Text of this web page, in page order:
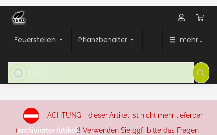
Feuerstellen Pflanzbehälter mehr...
ACHTUNG - dieser Artikel ist nicht mehr lieferbar
(archivierter Artikel)! Verwenden Sie ggf. bitte das Fragen-